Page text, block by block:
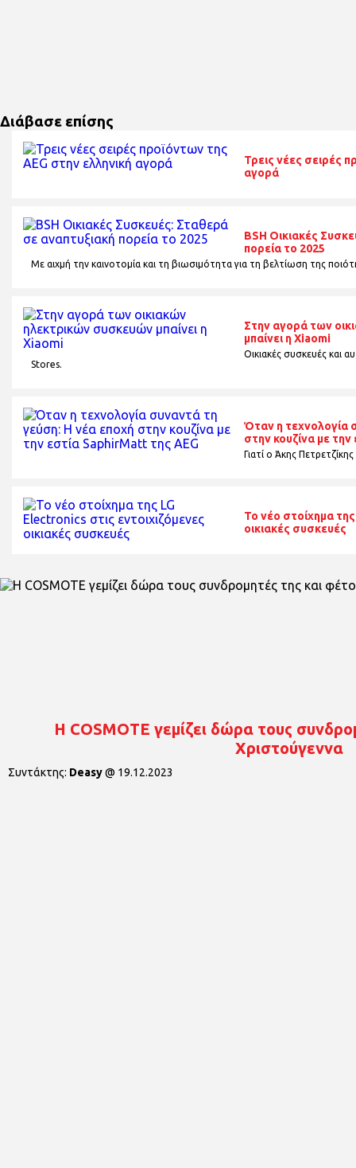
Διάβασε επίσης
Τρεις νέες σειρές
αγορά
BSH Οικιακές
πορεία το 2025
Με αιχμή την καινοτομία και τη βιωσιμότητα για τη βελτίωση της
Στην αγορά των
μπαίνει η Xiaomi
Οικιακές συσκευές και
Stores.
Όταν η τεχνολογία
στην κουζίνα με
Γιατί ο Άκης
To νέο στοίχημα
οικιακές συσκευές
Η COSMOTE γεμίζει δώρα τους
Χριστούγεννα
Συντάκτης: Deasy@ 19.12.2023